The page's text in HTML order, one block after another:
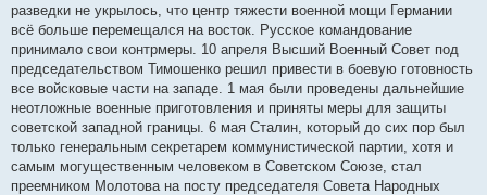
разведки не укрылось, что центр тяжести военной мощи Германии
всё больше перемещался на восток. Русское командование
принимало свои контрмеры. 10 апреля Высший Военный Совет под
председательством Тимошенко решил привести в боевую готовность
все войсковые части на западе. 1 мая были проведены дальнейшие
неотложные военные приготовления и приняты меры для защиты
советской западной границы. 6 мая Сталин, который до сих пор был
только генеральным секретарем коммунистической партии, хотя и
самым могущественным человеком в Советском Союзе, стал
преемником Молотова на посту председателя Совета Народных